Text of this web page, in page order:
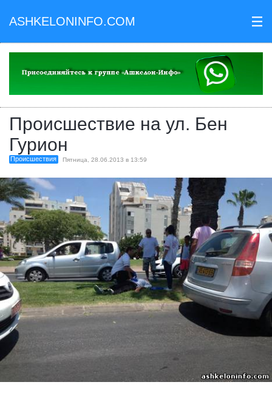
ASHKELONINFO.COM III
Происшествие на ул. Бен
Гурион
Происшествия Пятница, 28.06.2013 в 13:59